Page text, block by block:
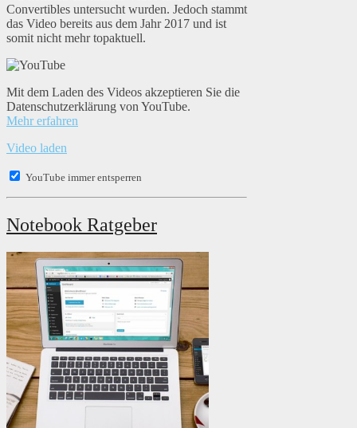
Convertibles untersucht wurden. Jedoch stammt
das Video bereits aus dem Jahr 2017 und ist
somit nicht mehr topaktuell.
Mit dem Laden des Videos akzeptieren Sie die
Datenschutzerklärung von YouTube.
Mehr erfahren
Video laden
YouTube immer entsperren
Notebook Ratgeber